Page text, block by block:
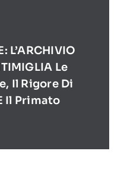
L’ARCHIVIO
Le
Il Rigore Di
Il Primato